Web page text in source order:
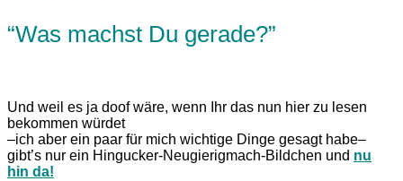
“Was machst Du gerade?”
Und weil es ja doof wäre, wenn Ihr das nun hier zu lesen
bekommen würdet
–ich aber ein paar für mich wichtige Dinge gesagt habe–
gibt’s nur ein Hingucker-Neugierigmach-Bildchen und nu
hin da!